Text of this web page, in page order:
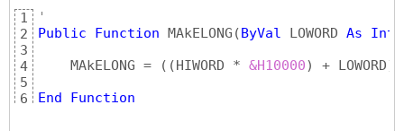
1
2
3
4
5
6
'
Public
Function MAkELONG ( ByVal LOWORD As
    MAkELONG =
( ( HIWORD * &H10000) + LOWORD)
End
Function